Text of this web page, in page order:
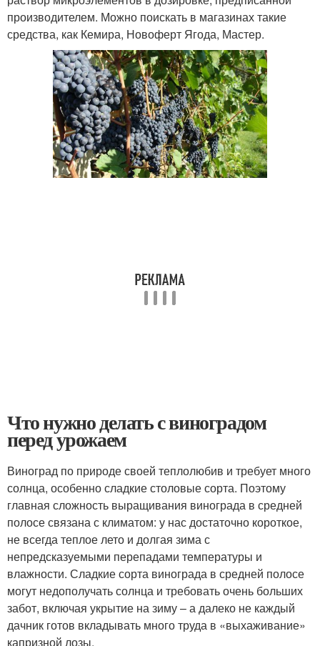
производителем. Можно поискать в магазинах такие
средства, как Кемира, Новоферт Ягода, Мастер.
Что нужно делать с виноградом
перед урожаем
Виноград по природе своей теплолюбив и требует много
солнца, особенно сладкие столовые сорта. Поэтому
главная сложность выращивания винограда в средней
полосе связана с климатом: у нас достаточно короткое,
не всегда теплое лето и долгая зима с
непредсказуемыми перепадами температуры и
влажности. Сладкие сорта винограда в средней полосе
могут недополучать солнца и требовать очень больших
забот, включая укрытие на зиму – а далеко не каждый
дачник готов вкладывать много труда в «выхаживание»
капризной лозы.